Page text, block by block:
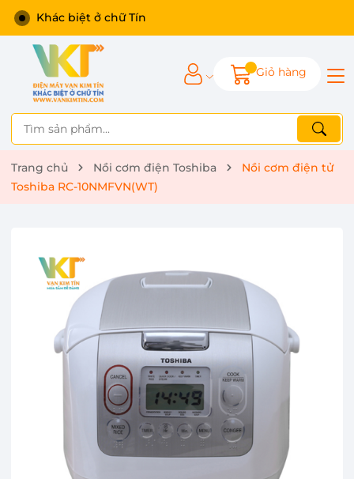
Khác biệt ở chữ Tín
Giỏ hàng
Trang chủ Nồi cơm điện Toshiba
Nồi cơm điện tử
Toshiba RC-10NMFVN(WT)